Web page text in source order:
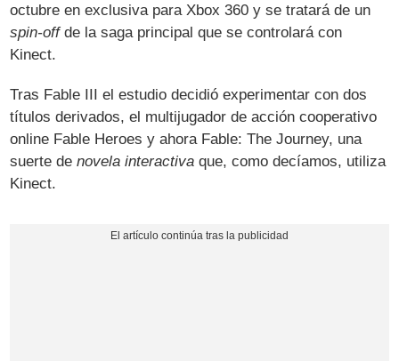
octubre en exclusiva para Xbox 360 y se tratará de un
spin-offde la saga principal que se controlará con
Kinect.
Tras Fable III el estudio decidió experimentar con dos
títulos derivados, el multijugador de acción cooperativo
online Fable Heroes y ahora Fable: The Journey, una
suerte denovela interactiva que, como decíamos, utiliza
Kinect.